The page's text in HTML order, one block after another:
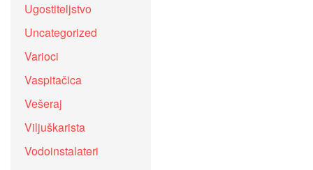
Ugostiteljstvo
Uncategorized
Varioci
Vaspitačica
Vešeraj
Viljuškarista
Vodoinstalateri